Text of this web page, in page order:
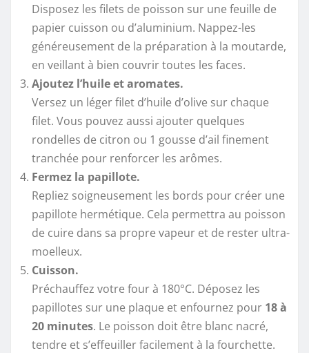
Disposez les filets de poisson sur une feuille de
papier cuisson ou d’aluminium. Nappez-les
généreusement de la préparation à la moutarde,
en veillant à bien couvrir toutes les faces.
Ajoutez l’huile et aromates.
Versez un léger filet d’huile d’olive sur chaque
filet. Vous pouvez aussi ajouter quelques
rondelles de citron ou 1 gousse d’ail finement
tranchée pour renforcer les arômes.
Fermez la papillote.
Repliez soigneusement les bords pour créer une
papillote hermétique. Cela permettra au poisson
de cuire dans sa propre vapeur et de rester ultra-
moelleux.
Cuisson.
Préchauffez votre four à 180°C. Déposez les
papillotes sur une plaque et enfournez pour 18 à
20 minutes. Le poisson doit être blanc nacré,
tendre et s’effeuiller facilement à la fourchette.